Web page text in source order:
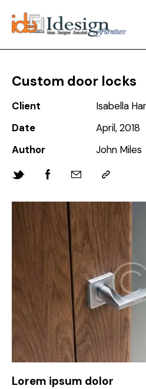
Custom door locks
Client
Isabella
Date
April, 2018
Author
John Miles
Twitter-FacebookShare-Copy
to
clipboard
Lorem ipsum dolor